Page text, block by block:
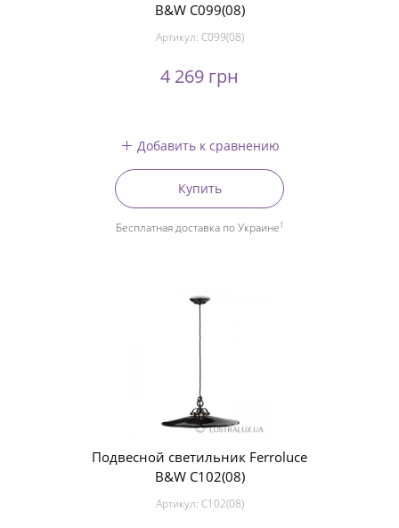
B&W C099(08)
Артикул: C099(08)
4 269 грн
Добавить к сравнению
Купить
Бесплатная доставка по Украине1
Подвесной светильник Ferroluce
B&W C102(08)
Артикул: C102(08)